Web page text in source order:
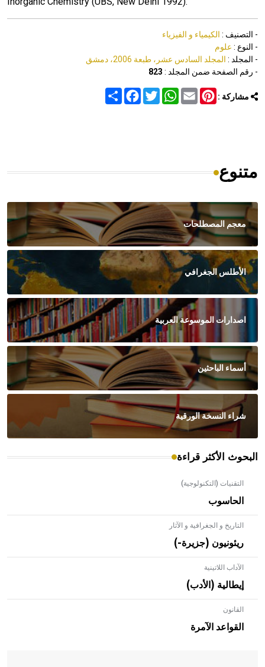
- التصنيف : الكيمياء و الفيزياء
- النوع : علوم
- المجلد : المجلد السادس عشر، طبعة 2006، دمشق
- رقم الصفحة ضمن المجلد : 823
مشاركة : Share
FacebookTwitter
WhatsAppEmail
Pinterest
متنوع
معجم المصطلحات
الأطلس الجغرافي
اصدارات الموسوعة العربية
أسماء الباحثين
شراء النسخة الورقية
البحوث الأكثر قراءة
التقنيات (التكنولوجية)
الحاسوب
التاريخ و الجغرافية و الآثار
ريئونيون (جزيرة-)
الآداب اللاتينية
إيطالية (الأدب)
القانون
القواعد الآمرة
- هل تعلم أن الأبلق نوع من الفنون الهندسية التي ارتبطت
بالعمارة الإسلامية في بلاد الشام ومصر خاصة، حيث يحرص
المعمار على بناء مداميكه وخاصة في الواجهات